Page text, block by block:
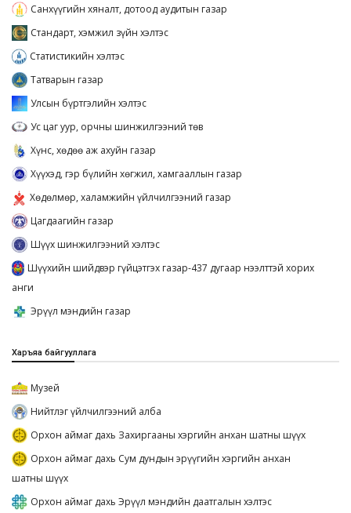
Санхүүгийн хяналт, дотоод аудитын газар
Стандарт, хэмжил зүйн хэлтэс
Статистикийн хэлтэс
Татварын газар
Улсын бүртгэлийн хэлтэс
Ус цаг уур, орчны шинжилгээний төв
Хүнс, хөдөө аж ахуйн газар
Хүүхэд, гэр бүлийн хөгжил, хамгааллын газар
Хөдөлмөр, халамжийн үйлчилгээний газар
Цагдаагийн газар
Шүүх шинжилгээний хэлтэс
Шүүхийн шийдвэр гүйцэтгэх газар-437 дугаар нээлттэй хорих
анги
Эрүүл мэндийн газар
Харъяа байгууллага
Музей
Нийтлэг үйлчилгээний алба
Орхон аймаг дахь Захиргааны хэргийн анхан шатны шүүх
Орхон аймаг дахь Сум дундын эрүүгийн хэргийн анхан
шатны шүүх
Орхон аймаг дахь Эрүүл мэндийн даатгалын хэлтэс